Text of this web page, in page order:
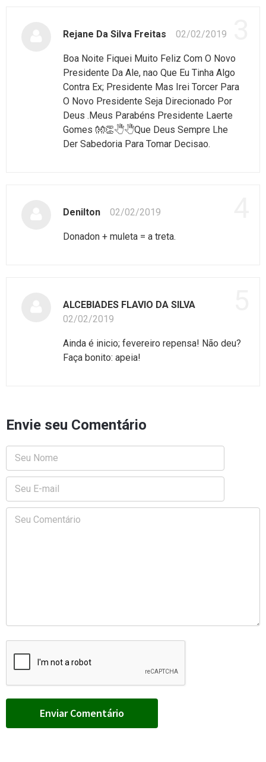
Rejane Da Silva Freitas 02/02/2019
Boa Noite Fiquei Muito Feliz Com O Novo
Presidente Da Ale, nao Que Eu Tinha Algo
Contra Ex; Presidente Mas Irei Torcer Para
O Novo Presidente Seja Direcionado Por
Deus .Meus Parabéns Presidente Laerte
Gomes 👐👏🖑🖑Que Deus Sempre Lhe
Der Sabedoria Para Tomar Decisao.
Denilton 02/02/2019
Donadon + muleta = a treta.
ALCEBIADES FLAVIO DA SILVA
02/02/2019
Ainda é inicio; fevereiro repensa! Não deu?
Faça bonito: apeia!
Envie seu Comentário